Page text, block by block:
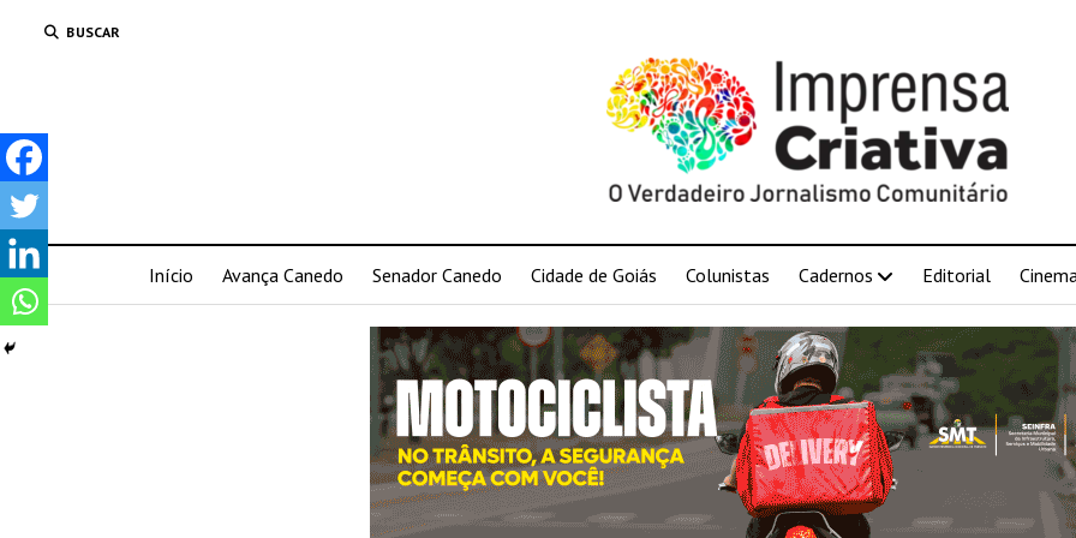
BUSCAR
Início Avança Canedo Senador Canedo Cidade de Goiás Colunistas Cadernos Editorial